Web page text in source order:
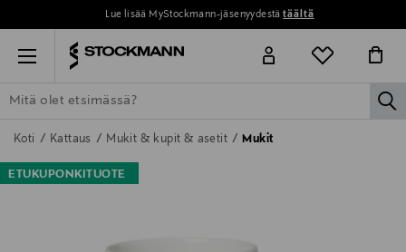
Lue lisää MyStockmann-jäsenyydestätäältä
Menu
ETSI KAIKKI NAISET MIEHET LAPSET
Koti Kattaus Mukit & kupit & asetit Mukit
ETUKUPONKITUOTE